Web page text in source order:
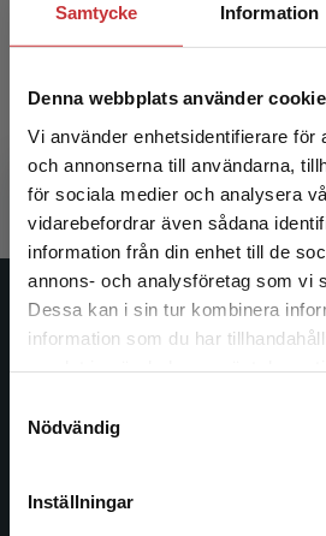
Samtycke Information
Denna webbplats använder
Vi använder enhetsidentifierare för
och annonserna till användarna,
för sociala medier och analysera
vidarebefordrar även sådana
information från din enhet till de
annons- och analysföretag som vi
Dessa kan i sin tur kombinera
information som du har
Nödvändig
Inställningar
Begränsad
Det verkar som att du besöker
studentlitteratur.se via en
Vi erbjuder inte leveranser
att kunna slutföra ett köp måste
Ortopedisk vård och
Hommel, A - Bååth, C (red.)
534 krinkl. moms
Exkl. moms: 504 kr
Studentlitteratur
Studentlitteratur grundades 1963
ledande utbildningsförlag. Med
facklitteratur, utbildningar och
längs hela kunskapsresan.